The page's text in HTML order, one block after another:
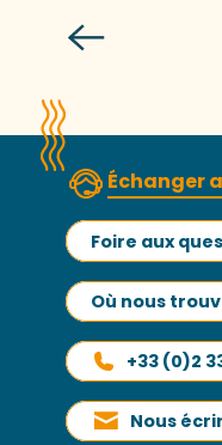
Échanger
Foire aux
Où nous
+33 (0)2
Nous